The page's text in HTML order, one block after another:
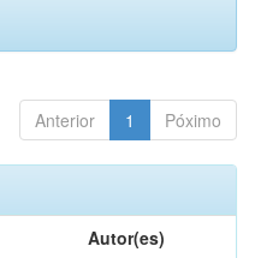
Anterior 1 Póximo
Autor(es)